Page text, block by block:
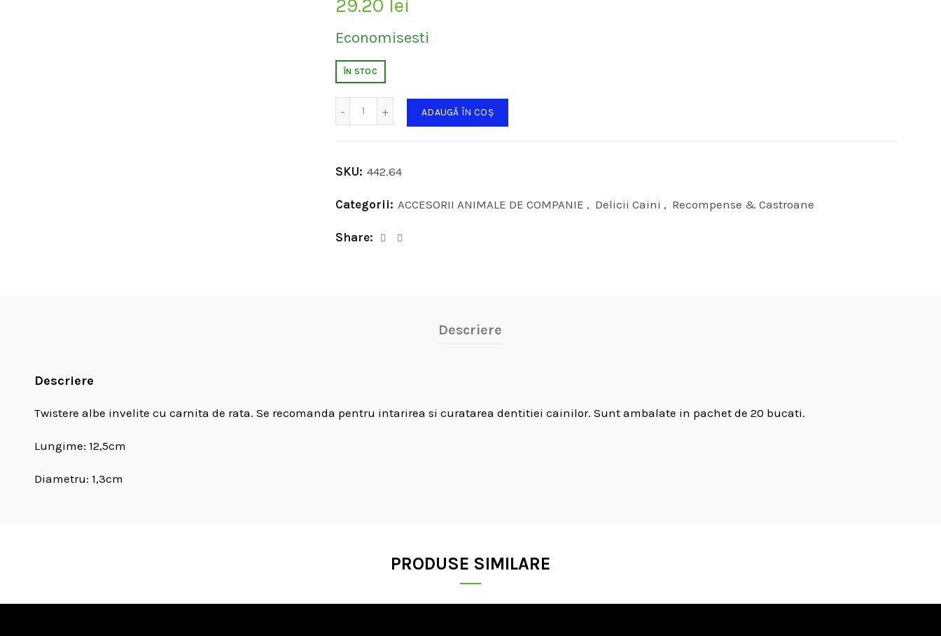
29.20 lei
Economisesti
ÎN STOC
ADAUGĂ ÎN COȘ
SKU: 442.64
Categorii: ACCESORII ANIMALE DE COMPANIE , Delicii Caini , Recompense & Castroane
Share
Descriere
Descriere
Twistere albe invelite cu carnita de rata. Se recomanda pentru intarirea si curatarea dentitiei cainilor. Sunt ambalate in pachet de 20 bucati.
Lungime: 12,5cm
Diametru: 1,3cm
PRODUSE SIMILARE